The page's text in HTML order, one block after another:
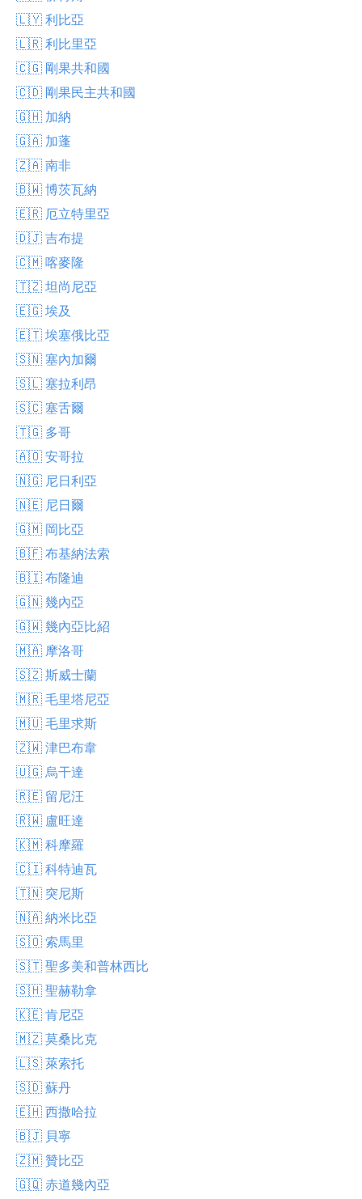
🇱🇾 利比亞
🇱🇷 利比里亞
🇨🇬 剛果共和國
🇨🇩 剛果民主共和國
🇬🇭 加納
🇬🇦 加蓬
🇿🇦 南非
🇧🇼 博茨瓦納
🇪🇷 厄立特里亞
🇩🇯 吉布提
🇨🇲 喀麥隆
🇹🇿 坦尚尼亞
🇪🇬 埃及
🇪🇹 埃塞俄比亞
🇸🇳 塞內加爾
🇸🇱 塞拉利昂
🇸🇨 塞舌爾
🇹🇬 多哥
🇦🇴 安哥拉
🇳🇬 尼日利亞
🇳🇪 尼日爾
🇬🇲 岡比亞
🇧🇫 布基納法索
🇧🇮 布隆迪
🇬🇳 幾內亞
🇬🇼 幾內亞比紹
🇲🇦 摩洛哥
🇸🇿 斯威士蘭
🇲🇷 毛里塔尼亞
🇲🇺 毛里求斯
🇿🇼 津巴布韋
🇺🇬 烏干達
🇷🇪 留尼汪
🇷🇼 盧旺達
🇰🇲 科摩羅
🇨🇮 科特迪瓦
🇹🇳 突尼斯
🇳🇦 納米比亞
🇸🇴 索馬里
🇸🇹 聖多美和普林西比
🇸🇭 聖赫勒拿
🇰🇪 肯尼亞
🇲🇿 莫桑比克
🇱🇸 萊索托
🇸🇩 蘇丹
🇪🇭 西撒哈拉
🇧🇯 貝寧
🇿🇲 贊比亞
🇬🇶 赤道幾內亞